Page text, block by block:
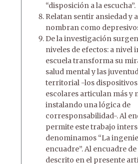
“disposición a la escucha”.
Relatan sentir ansiedad y
nombran como
De la investigación
niveles de efectos: a nivel
escuela transforma su
salud mental y las
territorial -los
escolares articulan más y
instalando una lógica de
corresponsabilidad-. Al
permite este trabajo
denominamos “La
encuadre”. Al encuadre
descrito en el presente